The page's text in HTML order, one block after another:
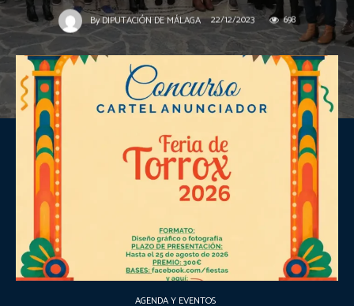
ByDIPUTACIÓN DE MÁLAGA 22/12/2023 698
AGENDA Y EVENTOS